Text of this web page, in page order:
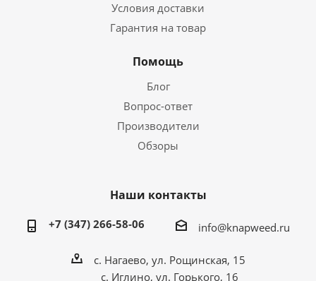
Условия доставки
Гарантия на товар
Помощь
Блог
Вопрос-ответ
Производители
Обзоры
Наши контакты
+7 (347) 266-58-06 info@knapweed.ru
с. Нагаево, ул. Рощинская, 15
с. Иглино, ул. Горького, 16